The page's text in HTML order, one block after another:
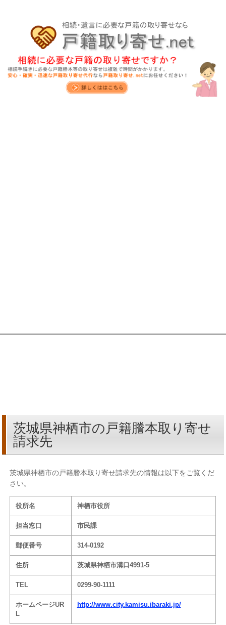
茨城県神栖市の戸籍謄本取り寄せ
請求先
茨城県神栖市の戸籍謄本取り寄せ請求先の情報は以下をご覧くだ
さい。
役所名 神栖市役所
担当窓口 市民課
郵便番号 314-0192
住所 茨城県神栖市溝口4991-5
TEL 0299-90-1111
ホームページUR
L
http://www.city.kamisu.ibaraki.jp/